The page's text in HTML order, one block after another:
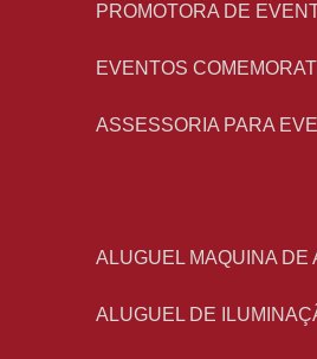
PROMOTORA DE
EVENTOS
ASSESSORIA PARA
ALUGUEL MAQUINA
ALUGUEL DE